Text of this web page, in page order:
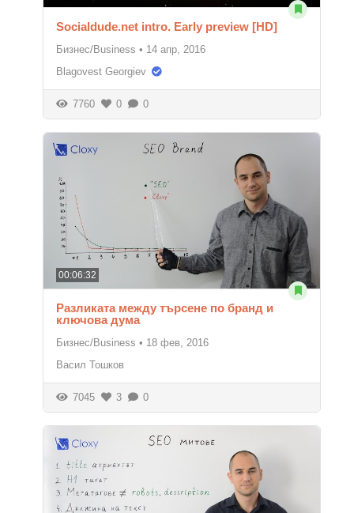
Socialdude.net intro. Early preview [HD]
Бизнес/Business • 14 апр, 2016
Blagovest Georgiev
7760 0 0
00:06:32
Разликата между търсене по бранд и
ключова дума
Бизнес/Business • 18 фев, 2016
Васил Тошков
7045 3 0